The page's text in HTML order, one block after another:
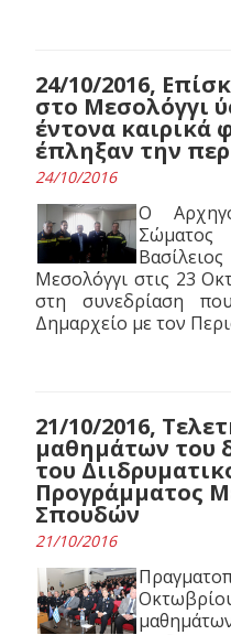
24/10/2016,
στο Μεσολόγγι
έντονα καιρικά
έπληξαν την
24/10/2016
Ο
Μεσολόγγι στις 23
στη συνεδρίαση
Δημαρχείο με τον
21/10/2016,
μαθημάτων του
του
Προγράμματος
Σπουδών
21/10/2016